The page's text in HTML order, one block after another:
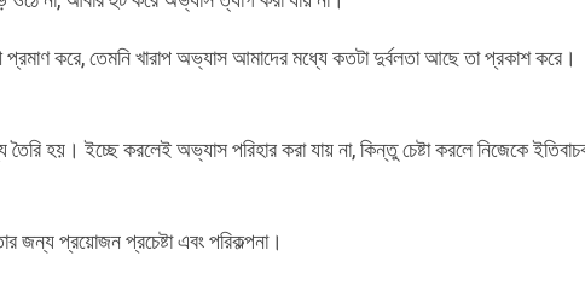
করে, তেমনি খারাপ অভ্যাস আমাদের মধ্যে কতটা দুর্বলতা আছে তা প্রকাশ করে।
হয়। ইচ্ছে করলেই অভ্যাস পরিহার করা যায় না, কিন্তু চেষ্টা করলে নিজেকে
জন্য প্রয়োজন প্রচেষ্টা এবং পরিকল্পনা।